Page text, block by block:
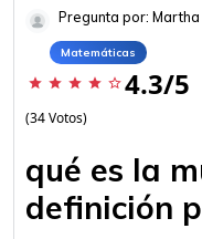
Pregunta por:
Matemáticas
star star star star star_border 4.3/5
(34 Votos)
qué es la
definición